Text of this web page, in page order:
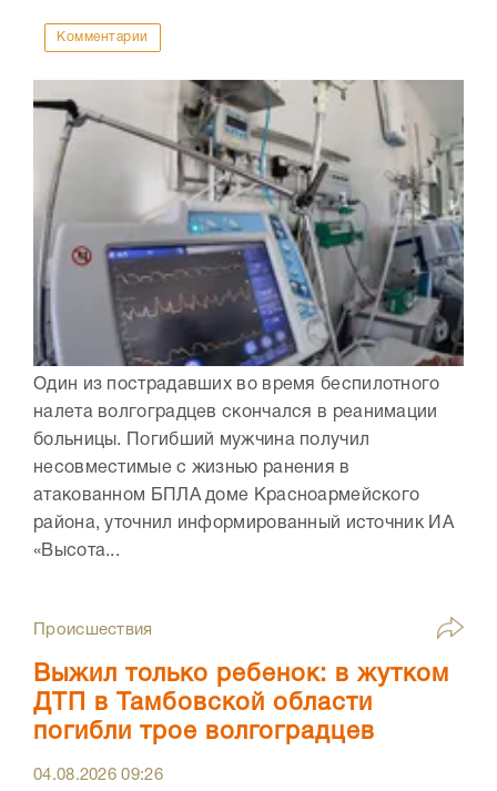
Комментарии
Один из пострадавших во время беспилотного
налета волгоградцев скончался в реанимации
больницы. Погибший мужчина получил
несовместимые с жизнью ранения в
атакованном БПЛА доме Красноармейского
района, уточнил информированный источник ИА
«Высота...
Происшествия
Выжил только ребенок: в жутком
ДТП в Тамбовской области
погибли трое волгоградцев
04.08.202609:26